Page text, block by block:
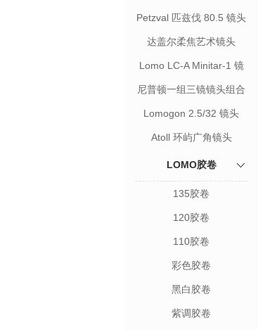
Petzval 匹兹伐 80.5 镜头
达盖尔柔焦艺术镜头
Lomo LC-A Minitar-1 镜
尼普顿一组三镜镜头组合
Lomogon 2.5/32 镜头
Atoll 环屿广角镜头
LOMO胶卷
135胶卷
120胶卷
110胶卷
彩色胶卷
黑白胶卷
紫调胶卷